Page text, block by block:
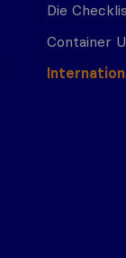
Die
Container